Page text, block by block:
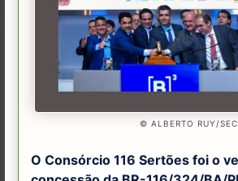
© ALBERTO RUY/
O Consórcio 116 Sertões foi o